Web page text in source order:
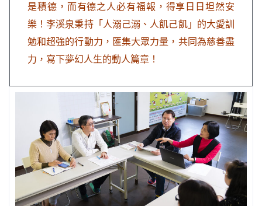
是積德，而有德之人必有福報，得享日日坦然安
樂！李溪泉秉持「人溺己溺、人飢己飢」的大愛訓
勉和超強的行動力，匯集大眾力量，共同為慈善盡
力，寫下夢幻人生的動人篇章！